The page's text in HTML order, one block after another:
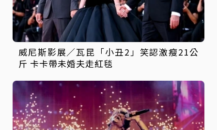
威尼斯影展／瓦昆「小丑2」笑認激瘦21公
斤 卡卡帶未婚夫走紅毯